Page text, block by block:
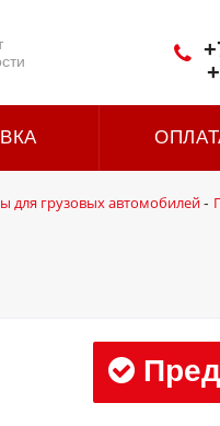
для грузовых автомобилей-